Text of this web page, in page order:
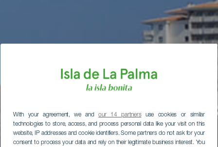
With your agreement, we andour 14 partnersuse cookies or similar
technologies to store, access, and process personal data like your visit on this
website, IP addresses and cookie identifiers. Some partners do not ask for your
consent to process your data and rely on their legitimate business interest. You